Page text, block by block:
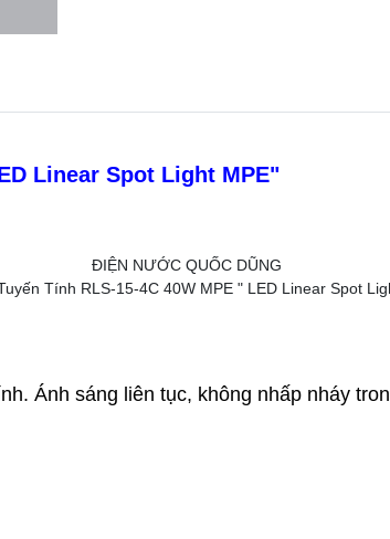
Linear Spot Light MPE"
Tính RLS-15-4C 40W MPE " LED Linear Spot
Ánh sáng liên tục, không nhấp nháy